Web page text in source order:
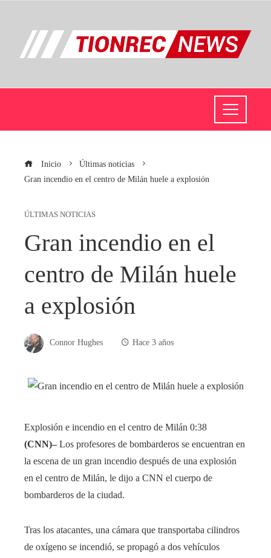
Inicio
Últimas noticias
Gran incendio en el centro de Milán huele a explosión
ÚLTIMAS NOTICIAS
Gran incendio en el
centro de Milán huele
a explosión
Connor Hughes Hace 3 años
Explosión e incendio en el centro de Milán 0:38
(CNN)– Los profesores de bombarderos se encuentran en
la escena de un gran incendio después de una explosión
en el centro de Milán, le dijo a CNN el cuerpo de
bombarderos de la ciudad.
Tras los atacantes, una cámara que transportaba cilindros
de oxígeno se incendió, se propagó a dos vehículos